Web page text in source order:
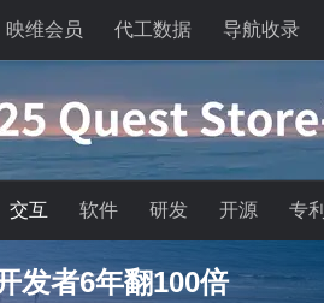
映维会员 代工数据 导航收录
交互 软件 研发 开源 专利
发者6年翻100倍